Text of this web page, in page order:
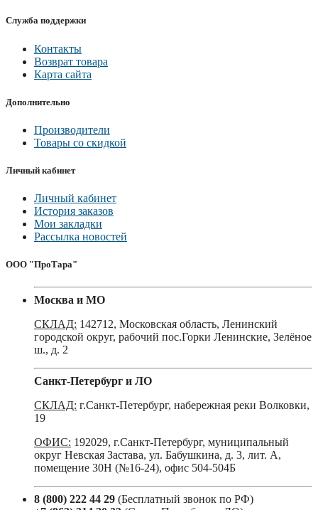
Служба поддержки
Контакты
Возврат товара
Карта сайта
Дополнительно
Производители
Товары со скидкой
Личный кабинет
Личный кабинет
История заказов
Мои закладки
Рассылка новостей
ООО "ПроТара"
Москва и МО
СКЛАД: 142712, Московская область, Ленинский
городской округ, рабочий пос.Горки Ленинские, Зелёное
ш., д. 2
Санкт-Петербург и ЛО
СКЛАД: г.Санкт-Петербург, набережная реки Волковки,
19
ОФИС: 192029, г.Санкт-Петербург, муниципальный
округ Невская Застава, ул. Бабушкина, д. 3, лит. А,
помещение 30Н (№16-24), офис 504-504Б
8 (800) 222 44 29 (Бесплатный звонок по РФ)